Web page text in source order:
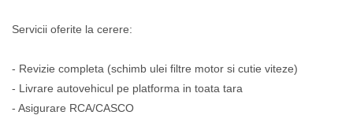
Servicii oferite la cerere:
- Revizie completa (schimb ulei filtre motor si cutie viteze)
- Livrare autovehicul pe platforma in toata tara
- Asigurare RCA/CASCO